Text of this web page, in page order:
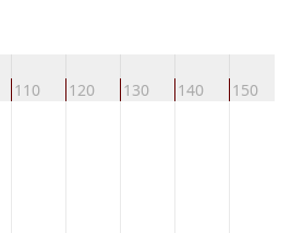
110 120 130 140 150